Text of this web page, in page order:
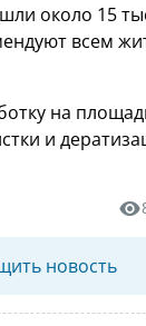
около 15
всем
на
и
новость